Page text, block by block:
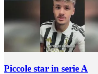
Piccole star in serie A